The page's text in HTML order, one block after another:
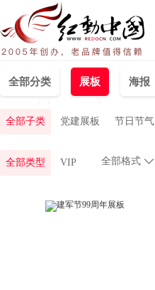
全部分类 展板 海报
全部子类 党建展板 节日节气
全部类型 VIP 
全部格式